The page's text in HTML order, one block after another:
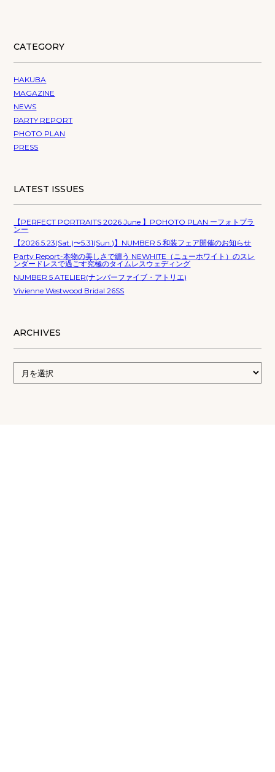
CATEGORY
HAKUBA
MAGAZINE
NEWS
PARTY REPORT
PHOTO PLAN
PRESS
LATEST ISSUES
【PERFECT PORTRAITS 2026 June 】POHOTO PLAN ーフォトプラ
ンー
【2026.5.23(Sat.)〜5.31(Sun.)】NUMBER 5 和装フェア開催のお知らせ
Party Report-本物の美しさで纏う NEWHITE（ニューホワイト）のスレ
ンダードレスで過ごす究極のタイムレスウェディング
NUMBER 5 ATELIER(ナンバーファイブ・アトリエ)
Vivienne Westwood Bridal 26SS
ARCHIVES